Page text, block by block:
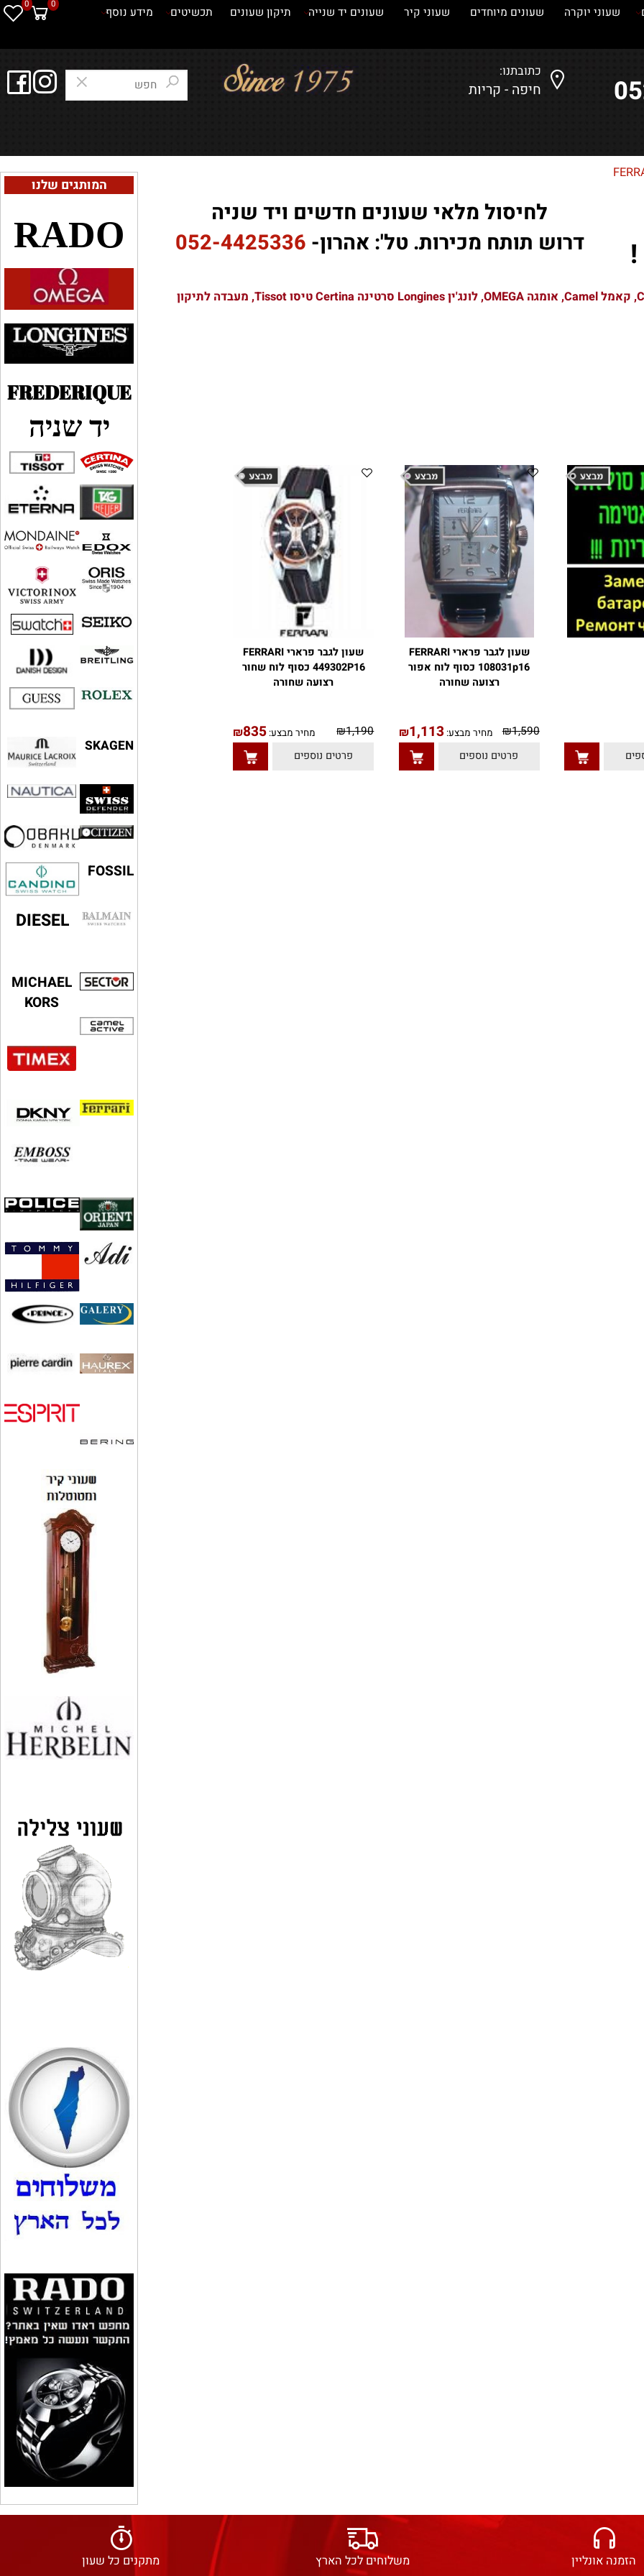
כתובתנו:
חיפה - קריות
0 0
יוקרה שעונים מיוחדים שעוני קיר שעונים יד שנייה תיקון שעונים תכשיטים מידע נוסף
לחיסול מלאי שעונים חדשים ויד שניה
דרוש תותח מכירות. טל': אהרון-052-4425336
ב - אורלוגין ELTIME שעוני פרארי Ferrari, פרינס Prince, קאט Cat, קאמל Camel, אומגה OMEGA, לונג'ין Longines סרטינה Certina טיסו Tissot, מעבדה לתיקון
שעון לגבר פרארי FERRARI
מחיר מבצע: ₪ 1,113
שעון לגבר פרארי FERRARI
₪ מחיר מבצע: ₪835
המותגים שלנו
RADO
FREDERIQUE
יד שניה
FOSSIL
KORS